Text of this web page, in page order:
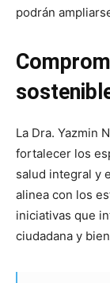
podrán
La Dra. Yazmin
fortalecer los
salud integral y
alinea con los
iniciativas que
ciudadana y